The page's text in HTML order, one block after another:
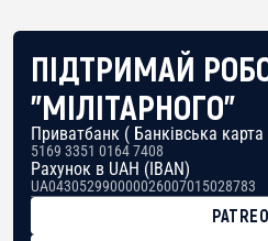
ПІДТРИМАЙ
"МІЛІТАРНОГО"
Приватбанк ( Банківська карта
5169 3351 0164 7408
Рахунок в UAH (IBAN)
UA043052990000026007015028783